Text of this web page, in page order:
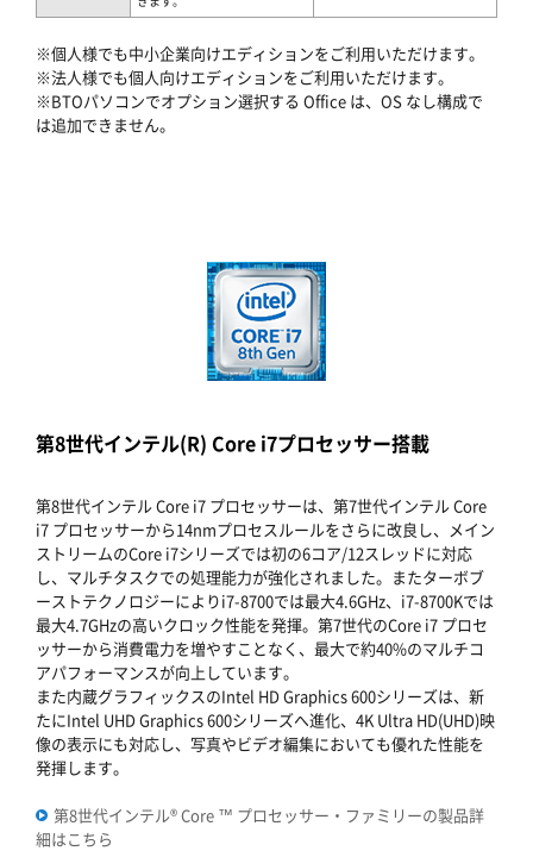
※個人様でも中小企業向けエディションをご利用いただけます。
※法人様でも個人向けエディションをご利用いただけます。
※BTOパソコンでオプション選択する Office は、OS なし構成で
は追加できません。
第8世代インテル(R) Core i7プロセッサー搭載
第8世代インテル Core i7 プロセッサーは、第7世代インテル Core
i7 プロセッサーから14nmプロセスルールをさらに改良し、メイン
ストリームのCore i7シリーズでは初の6コア/12スレッドに対応
し、マルチタスクでの処理能力が強化されました。またターボブ
ーストテクノロジーによりi7-8700では最大4.6GHz、i7-8700Kでは
最大4.7GHzの高いクロック性能を発揮。第7世代のCore i7 プロセ
ッサーから消費電力を増やすことなく、最大で約40%のマルチコ
アパフォーマンスが向上しています。
また内蔵グラフィックスのIntel HD Graphics 600シリーズは、新
たにIntel UHD Graphics 600シリーズへ進化、4K Ultra HD(UHD)映
像の表示にも対応し、写真やビデオ編集においても優れた性能を
発揮します。
第8世代インテル® Core ™ プロセッサー・ファミリーの製品詳
細はこちら